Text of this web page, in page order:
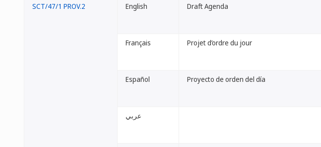
SCT/47/1 PROV.2 English Draft Agenda
Français Projet d’ordre du jour
Español Proyecto de orden del día
عربي